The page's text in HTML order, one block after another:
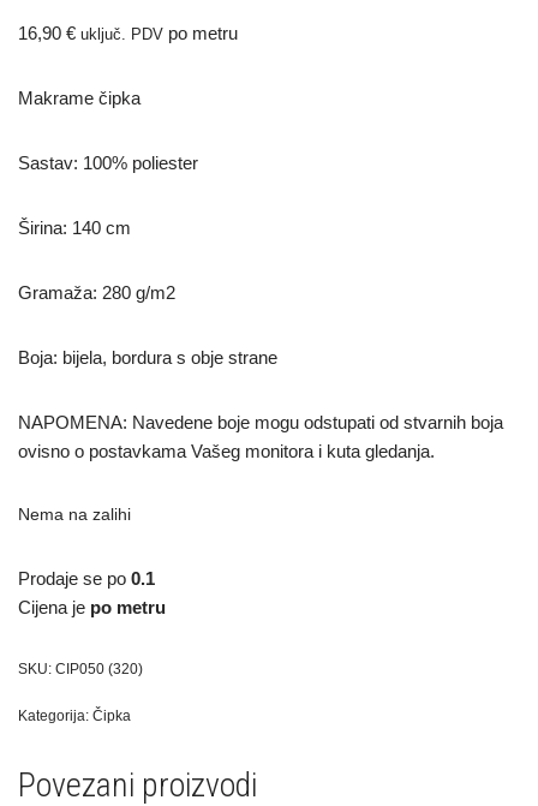
16,90 € uključ. PDV po metru
Makrame čipka
Sastav: 100% poliester
Širina: 140 cm
Gramaža: 280 g/m2
Boja: bijela, bordura s obje strane
NAPOMENA: Navedene boje mogu odstupati od stvarnih boja
ovisno o postavkama Vašeg monitora i kuta gledanja.
Nema na zalihi
Prodaje se po 0.1
Cijena je po metru
SKU: CIP050 (320)
Kategorija: Čipka
Povezani proizvodi